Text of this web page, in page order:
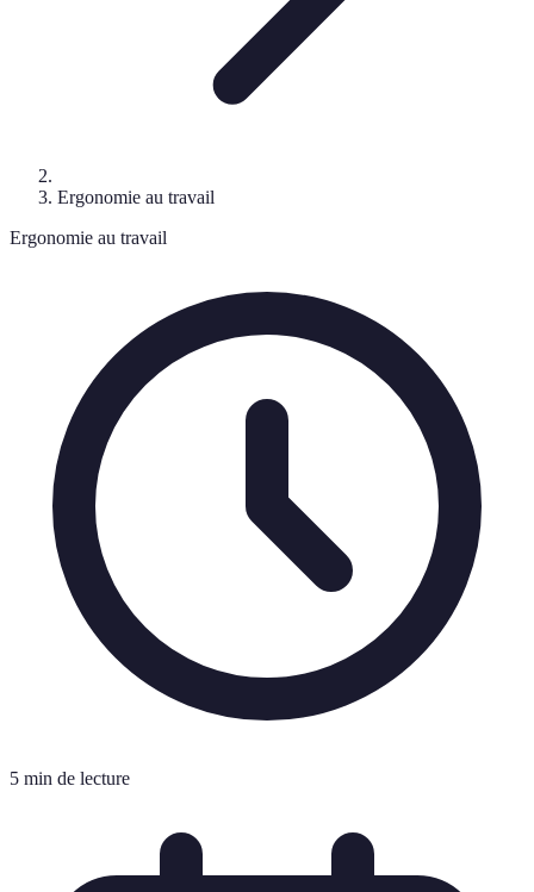
Ergonomie au travail
Ergonomie au travail
5 min de lecture